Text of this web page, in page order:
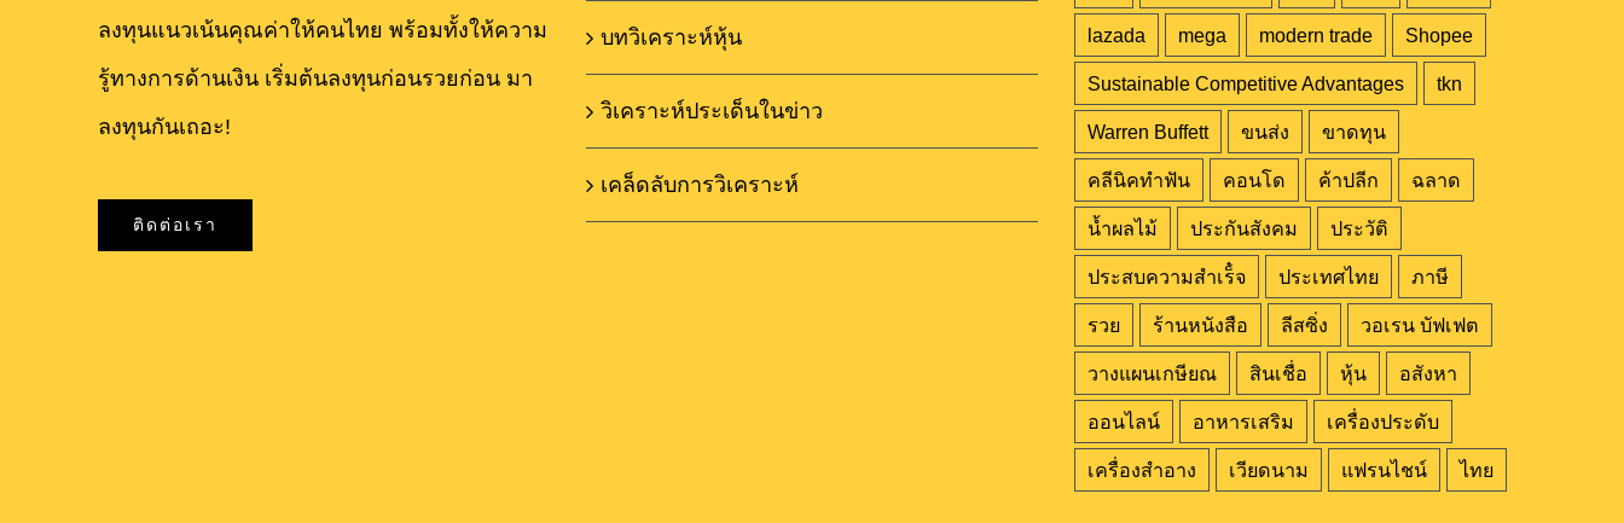
ลงทุนแนวเน้นคุณค่าให้คนไทย พร้อมทั้งให้ความ
รู้ทางการด้านเงิน เริ่มต้นลงทุนก่อนรวยก่อน มา
ลงทุนกันเถอะ!
ติดต่อเรา
บทวิเคราะห์หุ้น
วิเคราะห์ประเด็นในข่าว
เคล็ดลับการวิเคราะห์
lazada mega modern trade Shopee
Sustainable Competitive Advantages tkn
Warren Buffett ขนส่ง ขาดทุน
คลีนิคทำฟัน คอนโด ค้าปลีก ฉลาด
น้ำผลไม้ ประกันสังคม ประวัติ
ประสบความสำเร็๋จ ประเทศไทย ภาษี
รวย ร้านหนังสือ ลีสซิ่ง วอเรน บัฟเฟต
วางแผนเกษียณ สินเชื่อ หุ้น อสังหา
ออนไลน์ อาหารเสริม เครื่องประดับ
เครื่องสำอาง เวียดนาม แฟรนไชน์ ไทย